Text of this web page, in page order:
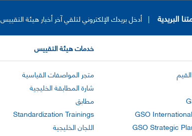
البريدية | أدخل بريدك الإلكتروني لتلقي آخر أخبار هيئة التقييس
GSO
GSO Strategic
خدمات هيئة التقييس
متجر المواصفات القياسية
شارة المطابقة الخليجية
مطابق
Standardization Trainings
اللجان الخليجية